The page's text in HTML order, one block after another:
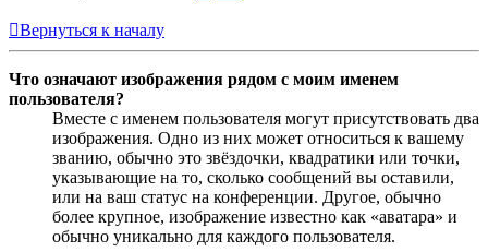
Вернуться к началу
Что означают изображения рядом с моим именем
пользователя?
Вместе с именем пользователя могут присутствовать два
изображения. Одно из них может относиться к вашему
званию, обычно это звёздочки, квадратики или точки,
указывающие на то, сколько сообщений вы оставили,
или на ваш статус на конференции. Другое, обычно
более крупное, изображение известно как «аватара» и
обычно уникально для каждого пользователя.